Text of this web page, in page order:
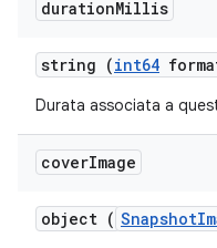
durationMillis
string (int64
Durata associata a
coverImage
object (